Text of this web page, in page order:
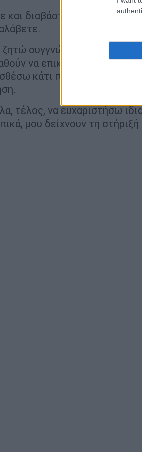
και διαβάστε προσεκτικά
συγγνώμη από όλους
να επικοινωνήσουν
κάτι περισσότερο και
τέλος, να ευχαριστήσω
μου δείχνουν τη στήριξή